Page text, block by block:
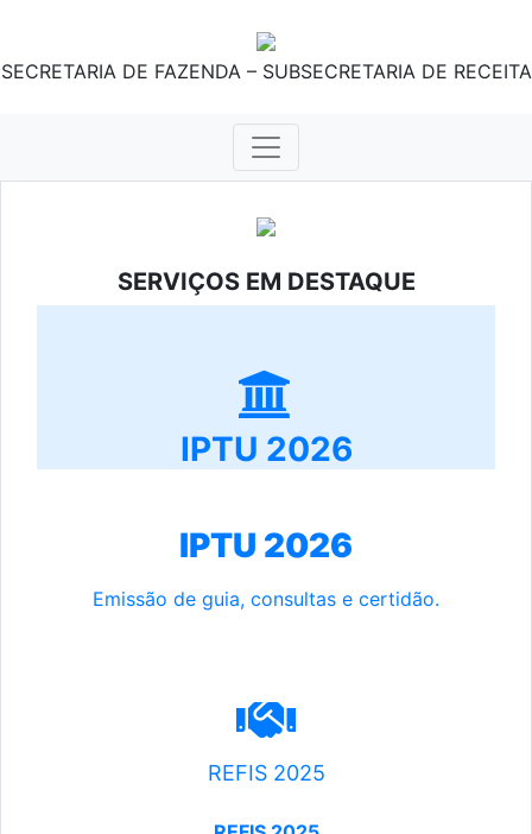
SECRETARIA DE FAZENDA – SUBSECRETARIA DE RECEITA
SERVIÇOS EM DESTAQUE
IPTU 2026
IPTU 2026
Emissão de guia, consultas e certidão.
REFIS 2025